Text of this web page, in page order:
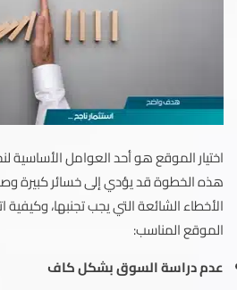
اختيار الموقع هو أحد العوامل
هذه الخطوة قد يؤدي إلى خسائر كبيرة
الأخطاء الشائعة التي يجب تجنبها، وكيفية
الموقع المناسب:
عدم دراسة السوق بشكل كاف